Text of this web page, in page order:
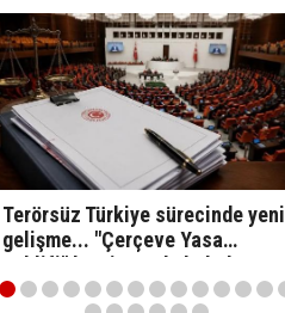
Terörsüz Türkiye sürecinde yeni
gelişme... "Çerçeve Yasa
Teklifi" komisyonda kabul
edildi!